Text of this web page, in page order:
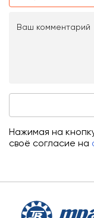
Нажимая на
своё согласие на